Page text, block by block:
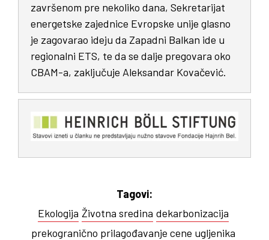
završenom pre nekoliko dana, Sekretarijat
energetske zajednice Evropske unije glasno
je zagovarao ideju da Zapadni Balkan ide u
regionalni ETS, te da se dalje pregovara oko
CBAM-a, zaključuje Aleksandar Kovačević.
Tagovi:
Ekologija Životna sredina dekarbonizacija
prekogranično prilagođavanje cene ugljenika